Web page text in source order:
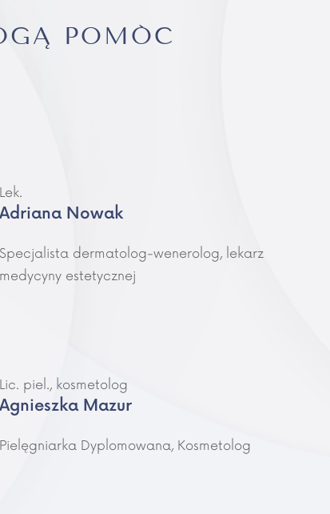
POMÓC
Lek.
Adriana Nowak
Specjalista dermatolog-wenerolog, lekarz
medycyny estetycznej
Lic. piel., kosmetolog
Agnieszka Mazur
Pielęgniarka Dyplomowana, Kosmetolog